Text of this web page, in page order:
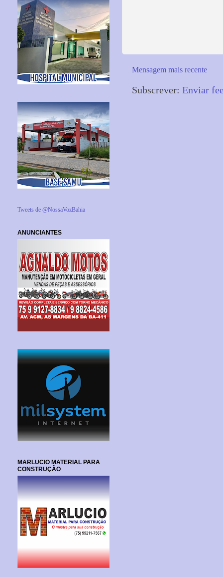
Mensagem mais recente
Subscrever: Enviar
Tweets de @NossaVozBahia
ANUNCIANTES
MARLUCIO MATERIAL PARA
CONSTRUÇÃO